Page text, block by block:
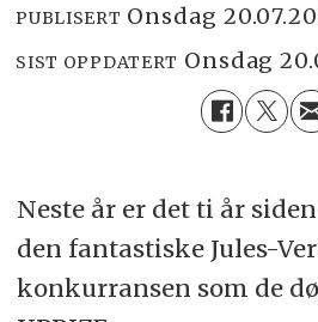
PUBLISERT onsdag
SIST OPPDATERT onsdag
Neste år er det ti år
den fantastiske Jules-
konkurransen som de